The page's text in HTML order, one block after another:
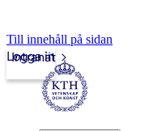
Till innehåll på sidan
Intranät
Logga in